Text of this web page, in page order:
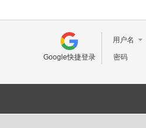
用户名
密码
Google快捷登录